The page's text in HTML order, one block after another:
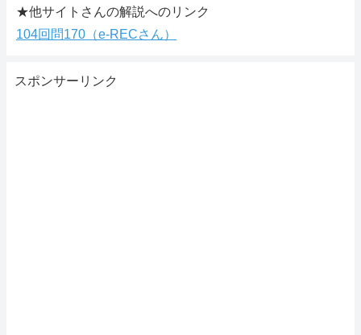
★他サイトさんの解説へのリンク
104回問170（e-RECさん）
スポンサーリンク